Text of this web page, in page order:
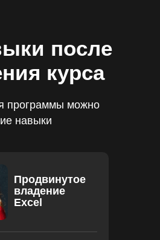
после
курса
программы можно
навыки
Продвинутое
владение
Excel